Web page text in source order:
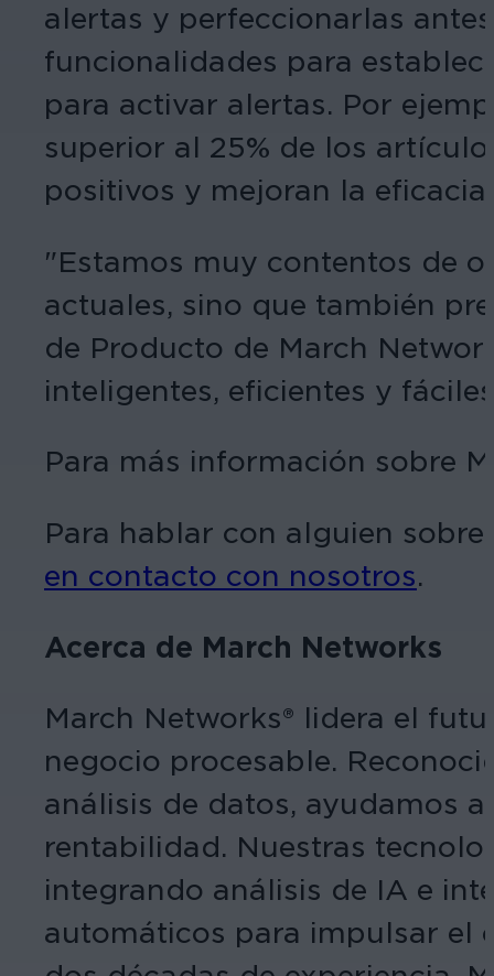
alertas y perfeccionarlas
funcionalidades para
para activar alertas. Por
superior al 25% de los
positivos y mejoran la eficacia
"Estamos muy contentos de
actuales, sino que también
de Producto de March
inteligentes, eficientes y
Para más información sobre
Para hablar con alguien
en contacto con nosotros.
Acerca de March Networks
March Networks® lidera el
negocio procesable.
análisis de datos, ayudamos
rentabilidad. Nuestras
integrando análisis de IA e
automáticos para impulsar el